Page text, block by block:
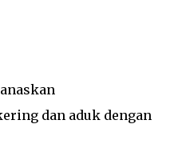
dan aduk dengan